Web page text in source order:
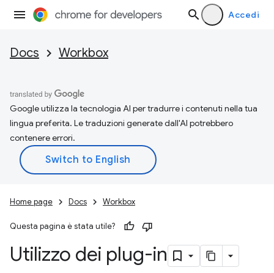
Accedi
Docs Workbox
Google utilizza la tecnologia AI per tradurre i contenuti nella tua
lingua preferita. Le traduzioni generate dall'AI potrebbero
contenere errori.
Home page Docs Workbox
Questa pagina è stata utile?
Utilizzo dei plug-in